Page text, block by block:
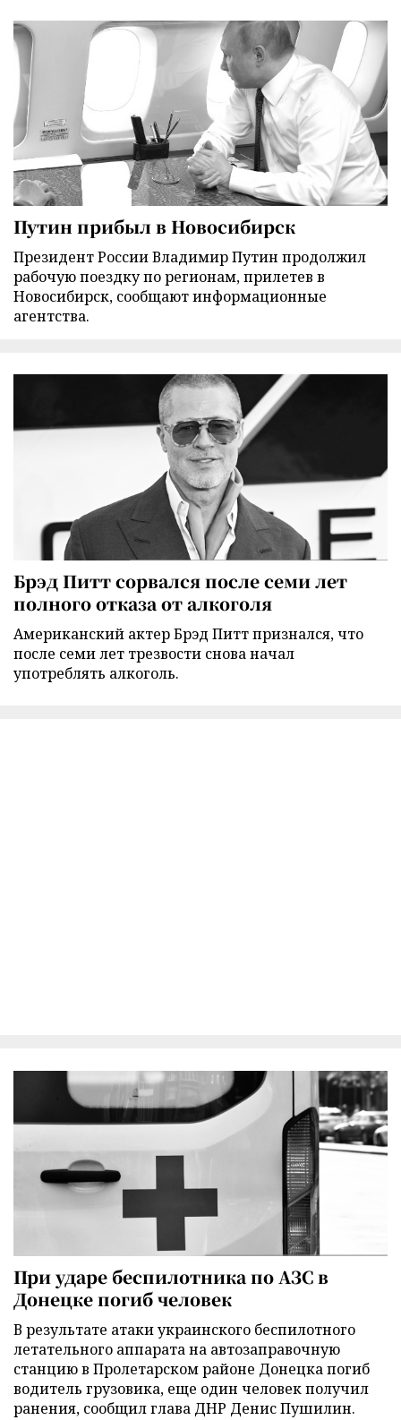
Путин прибыл в Новосибирск
Президент России Владимир Путин продолжил
рабочую поездку по регионам, прилетев в
Новосибирск, сообщают информационные
агентства.
Брэд Питт сорвался после семи лет
полного отказа от алкоголя
Американский актер Брэд Питт признался, что
после семи лет трезвости снова начал
употреблять алкоголь.
При ударе беспилотника по АЗС в
Донецке погиб человек
В результате атаки украинского беспилотного
летательного аппарата на автозаправочную
станцию в Пролетарском районе Донецка погиб
водитель грузовика, еще один человек получил
ранения, сообщил глава ДНР Денис Пушилин.